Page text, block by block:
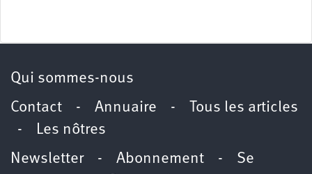
Qui sommes-nous
Contact - Annuaire -
Tous les articles
- Les nôtres
Newsletter- Abonnement - Se